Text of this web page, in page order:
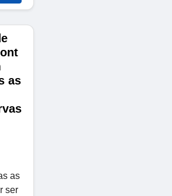
as
as
ser